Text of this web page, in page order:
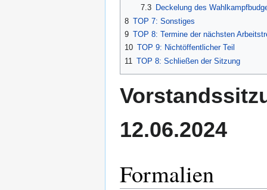
7.3
Deckelung des
8 TOP 7: Sonstiges
9 TOP 8: Termine der nächsten
10 TOP 9: Nichtöffentlicher Teil
11 TOP 8: Schließen der Sitzung
12.06.2024
Formalien